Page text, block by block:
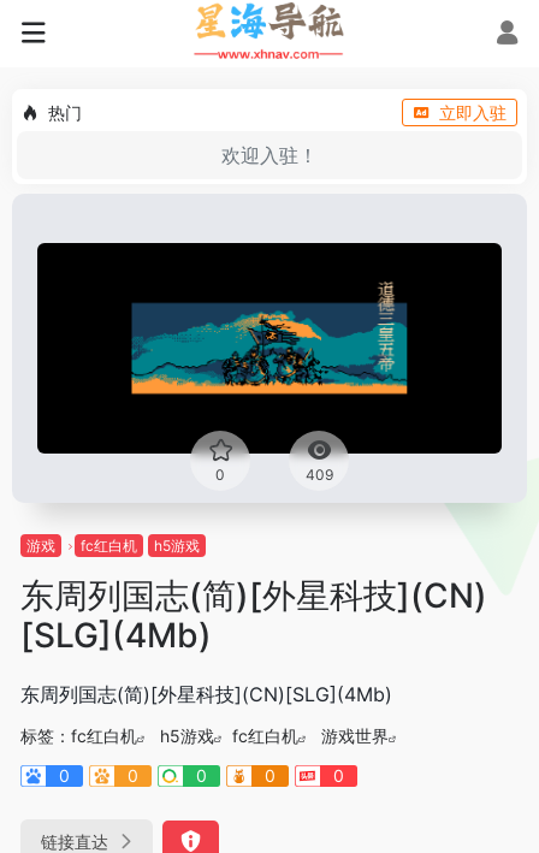
热门 立即入驻
欢迎入驻！
0 409
游戏 fc红白机 h5游戏
东周列国志(简)[外星科技](CN)
[SLG](4Mb)
东周列国志(简)[外星科技](CN)[SLG](4Mb)
标签： fc红白机 h5游戏 fc红白机
游戏世界
0
0 0 0 0
链接直达